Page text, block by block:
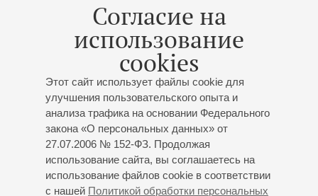
Согласие на
использование
cookies
Этот сайт использует файлы cookie для
улучшения пользовательского опыта и
анализа трафика на основании Федерального
закона «О персональных данных» от
27.07.2006 № 152-ФЗ. Продолжая
использование сайта, вы соглашаетесь на
использование файлов cookie в соответствии
с нашей Политикой обработки персональных
Шопен. Концерт № 2 для
фортепиано с оркестром
Солист – Филипп Копачевский
Концерт 4-го абонемента «Академический
симфонический оркестр филармонии»
К 95-летию основания коллектива
Академический симфонический оркестр
филармонии
Дирижёр -Владимир Альтшулер; Филипп
Копачевский- фортепиано